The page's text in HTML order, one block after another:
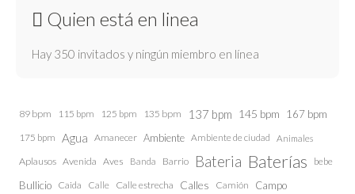
Quien está en linea
Hay 350 invitados y ningún miembro en línea
89 bpm 115 bpm 125 bpm 135 bpm 137 bpm 145 bpm 167 bpm
175 bpm Agua Amanecer Ambiente Ambiente de ciudad Animales
Aplausos Avenida Aves Banda Barrio Bateria Baterías bebe
Bullicio Caida Calle Calle estrecha Calles Camión Campo